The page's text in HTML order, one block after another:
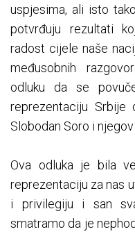
uspjesima, ali isto
potvrđuju rezultati
radost cijele naše
međusobnih
odluku da se
reprezentaciju
Slobodan Soro i
Ova odluka je bila
reprezentaciju za nas
i privilegiju i san
smatramo da je